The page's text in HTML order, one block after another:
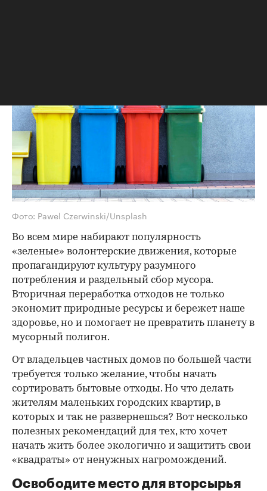
Фото: Pawel Czerwinski/Unsplash
Во всем мире набирают популярность
«зеленые» волонтерские движения, которые
пропагандируют культуру разумного
потребления и раздельный сбор мусора.
Вторичная переработка отходов не только
экономит природные ресурсы и бережет наше
здоровье, но и помогает не превратить планету в
мусорный полигон.
От владельцев частных домов по большей части
требуется только желание, чтобы начать
сортировать бытовые отходы. Но что делать
жителям маленьких городских квартир, в
которых и так не развернешься? Вот несколько
полезных рекомендаций для тех, кто хочет
начать жить более экологично и защитить свои
«квадраты» от ненужных нагромождений.
Освободите место для вторсырья